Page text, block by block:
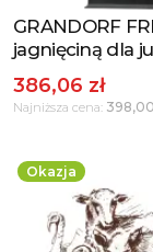
Zobacz
GRANDORF
jagnięciną dla
386,06 zł
Najniższa cena:
Okazja